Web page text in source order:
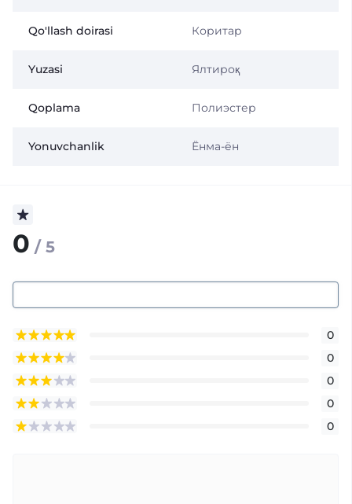
Qo'llash doirasi Коритар
Yuzasi Ялтироқ
Qoplama Полиэстер
Yonuvchanlik Ёнма-ён
0 / 5
0
0
0
0
0